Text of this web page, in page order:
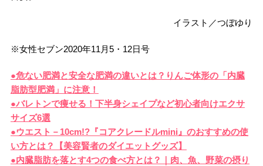
イラスト／つぼゆり
※女性セブン2020年11月5・12日号
●危ない肥満と安全な肥満の違いとは？りんご体形の「内臓
脂肪型肥満」に注意！
●バレトンで痩せる！下半身シェイプなど初心者向けエクサ
サイズ6選
●ウエスト－10cm!?『コアクレードルmini』のおすすめの使
い方とは？【美容賢者のダイエットグッズ】
●内臓脂肪を落とす4つの食べ方とは？｜肉、魚、野菜の摂り